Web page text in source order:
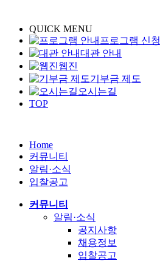
QUICK MENU
프로그램 신청
대관 안내
웹진
기부금 제도
오시는길
TOP
Home
커뮤니티
알림·소식
입찰공고
커뮤니티
알림·소식
공지사항
채용정보
입찰공고